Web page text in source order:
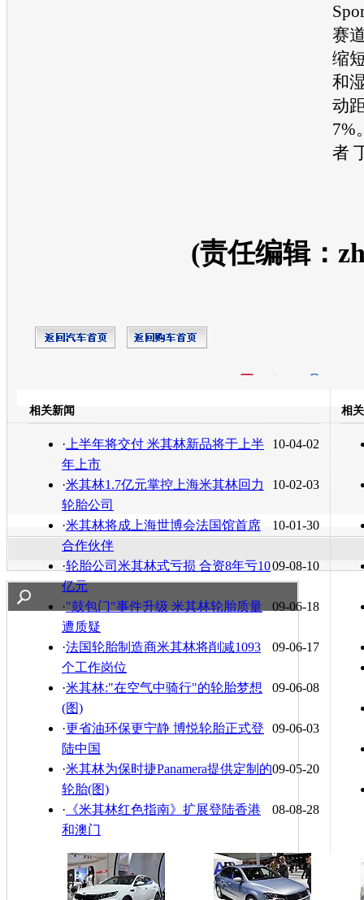
赛
缩
和
动
7%
者
(责任编辑：
转发至：
相关新闻
10-04-02
· 上半年将交付 米其林新品将于上半
年上市
10-02-03
·米其林1.7亿元掌控上海米其林回力
轮胎公司
10-01-30
·米其林将成上海世博会法国馆首席
合作伙伴
09-08-10
·轮胎公司米其林式亏损 合资8年亏10
亿元
09-06-18
·"鼓包门"事件升级 米其林轮胎质量
遭质疑
09-06-17
·法国轮胎制造商米其林将削减1093
个工作岗位
09-06-08
·米其林:"在空气中骑行"的轮胎梦想
(图)
09-06-03
·更省油环保更宁静 博悦轮胎正式登
陆中国
09-05-20
·米其林为保时捷Panamera提供定制的
轮胎(图)
08-08-28
· 《米其林红色指南》扩展登陆香港
和澳门
相